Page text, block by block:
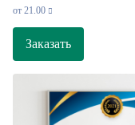
от 21.00
Заказать